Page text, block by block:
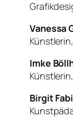
Vanessa
Imke
Birgit